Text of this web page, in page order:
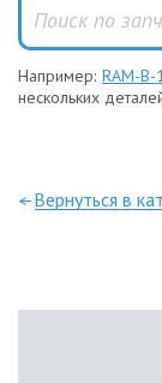
Например: RAM-
нескольких
—Вернуться в